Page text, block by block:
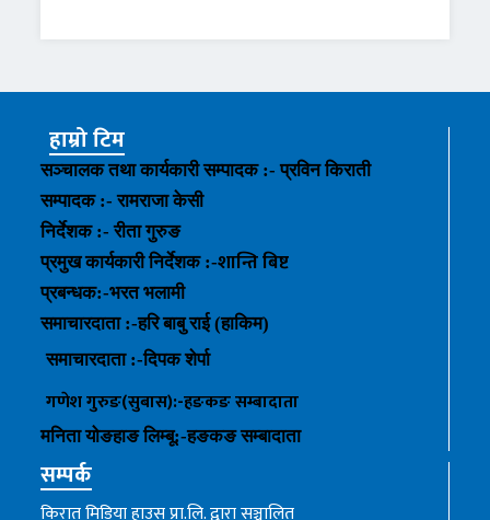
हाम्रो टिम
सञ्चालक तथा कार्यकारी सम्पादक :- प्रविन किराती
सम्पादक :- रामराजा केसी
निर्देशक :- रीता गुरुङ
प्रमुख कार्यकारी निर्देशक :-शान्ति बिष्ट
प्रबन्धक:-भरत भलामी
समाचारदाता :-हरि बाबु राई (हाकिम)
समाचारदाता :-दिपक शेर्पा
गणेश गुरुङ(सुबास):-हङकङसम्बादाता
मनिता योङहाङलिम्बू:-हङकङ सम्बादाता
सम्पर्क